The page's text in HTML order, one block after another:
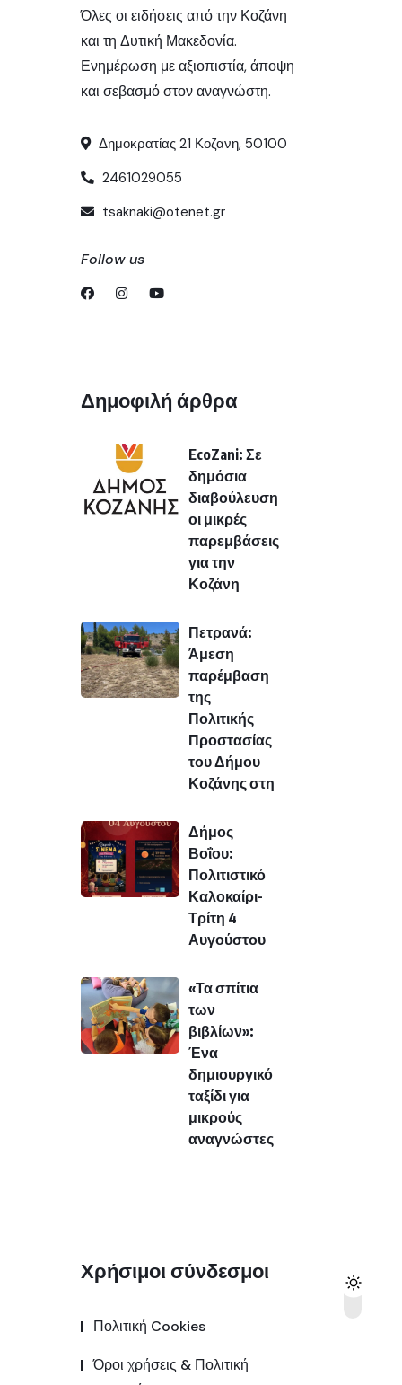
Όλες οι ειδήσεις από την Κοζάνη
και τη Δυτική Μακεδονία.
Ενημέρωση με αξιοπιστία, άποψη
και σεβασμό στον αναγνώστη.
Δημοκρατίας 21 Κοζανη, 50100
2461029055
tsaknaki@otenet.gr
Follow us
Δημοφιλή άρθρα
EcoZani: Σε
δημόσια
διαβούλευση
οι μικρές
παρεμβάσεις
για την
Κοζάνη
Πετρανά:
Άμεση
παρέμβαση
της
Πολιτικής
Προστασίας
του Δήμου
Κοζάνης στη
Δήμος
Βοΐου:
Πολιτιστικό
Καλοκαίρι-
Τρίτη 4
Αυγούστου
«Τα σπίτια
των
βιβλίων»:
Ένα
δημιουργικό
ταξίδι για
μικρούς
αναγνώστες
Χρήσιμοι σύνδεσμοι
Πολιτική Cookies
Όροι χρήσεις & Πολιτική